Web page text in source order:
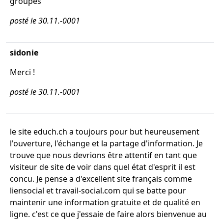
posté le 30.11.-0001
sidonie
Merci !
posté le 30.11.-0001
le site educh.ch a toujours pour but heureusement
l'ouverture, l'échange et la partage d'information. Je
trouve que nous devrions être attentif en tant que
visiteur de site de voir dans quel état d'esprit il est
concu. Je pense a d'excellent site français comme
liensocial et travail-social.com qui se batte pour
maintenir une information gratuite et de qualité en
ligne. c'est ce que j'essaie de faire alors bienvenue au